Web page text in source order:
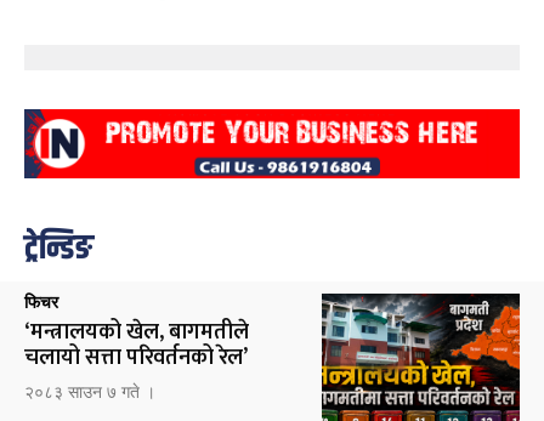
ट्रेन्डिङ
फिचर
‘मन्त्रालयको खेल, बागमतीले
चलायो सत्ता परिवर्तनको रेल’
२०८३ साउन ७ गते ।